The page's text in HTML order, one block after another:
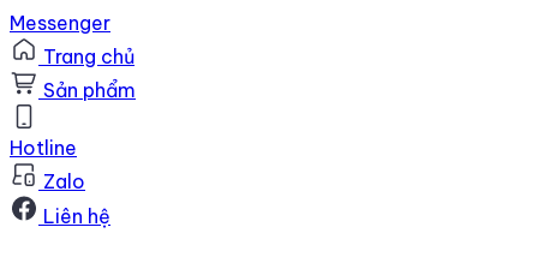
Messenger
Trang chủ
Sản phẩm
Hotline
Zalo
Liên hệ